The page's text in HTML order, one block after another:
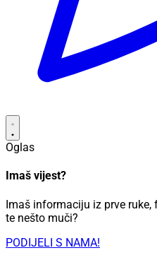
Oglas
Imaš vijest?
Imaš informaciju iz prve
te nešto muči?
PODIJELI S NAMA!